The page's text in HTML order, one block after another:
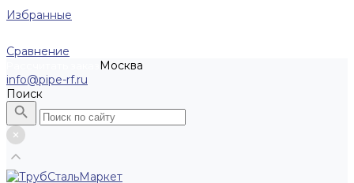
Избранные
Сравнение
Москва
info@pipe-rf.ru
Поиск